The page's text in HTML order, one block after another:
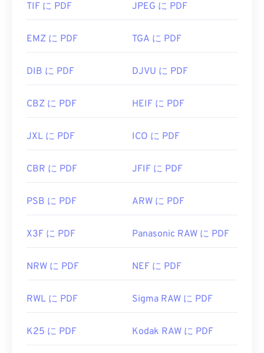
TIF に PDF JPEG に PDF
EMZ に PDF TGA に PDF
DIB に PDF DJVU に PDF
CBZ に PDF HEIF に PDF
JXL に PDF ICO に PDF
CBR に PDF JFIF に PDF
PSB に PDF ARW に PDF
X3F に PDF Panasonic RAW に PDF
NRW に PDF NEF に PDF
RWL に PDF Sigma RAW に PDF
K25 に PDF Kodak RAW に PDF